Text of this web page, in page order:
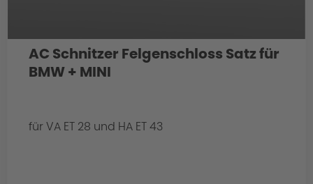
AC Schnitzer Felgenschloss Satz für
BMW + MINI
für VA ET 28 und HA ET 43